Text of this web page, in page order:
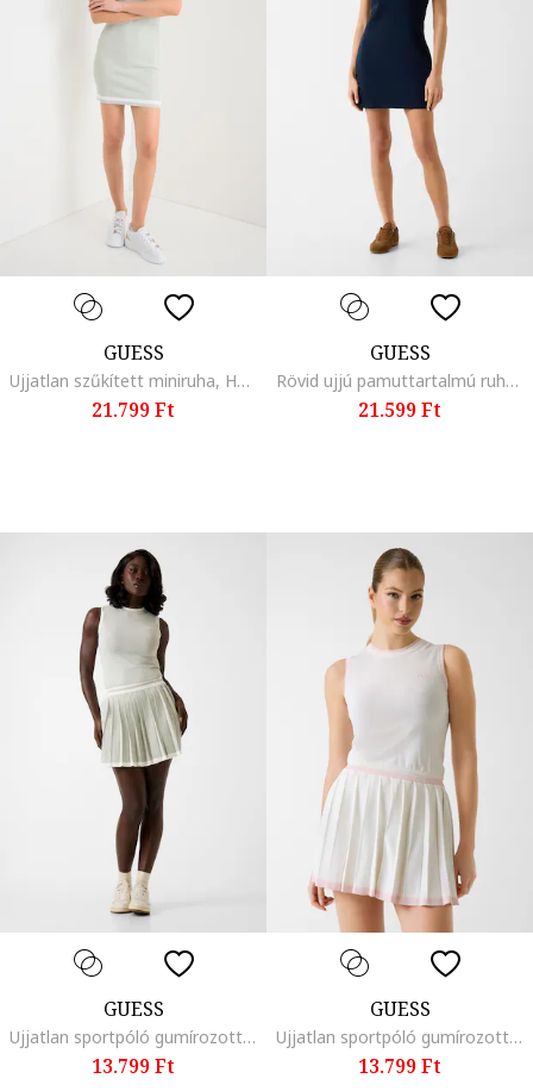
GUESS
Ujjatlan szűkített miniruha, Halványzöld
21.799 Ft
GUESS
Rövid ujjú pamuttartalmú ruha logóval, Sötétkék/Fehér
21.599 Ft
GUESS
Ujjatlan sportpóló gumírozott logóval, Halványzöld
13.799 Ft
GUESS
Ujjatlan sportpóló gumírozott logóval, Fehér,
13.799 Ft